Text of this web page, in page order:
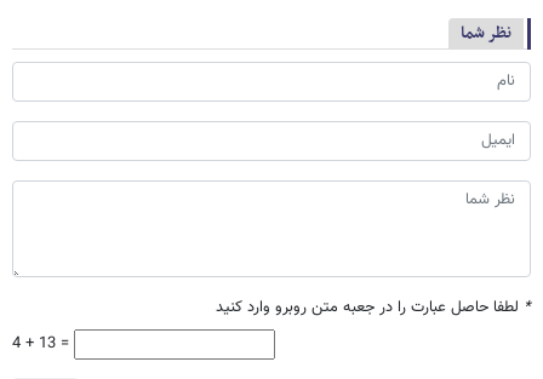
نظر شما
* لطفا حاصل عبارت را در جعبه متن روبرو وارد کنید
4 + 13 =